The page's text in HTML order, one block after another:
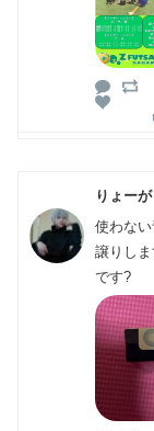
りょーが
使わな
譲りし
です?